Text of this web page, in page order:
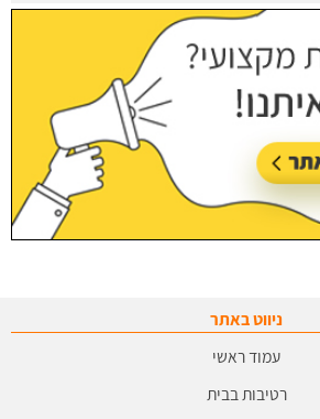
ניווט באתר
עמוד ראשי
רטיבות בבית